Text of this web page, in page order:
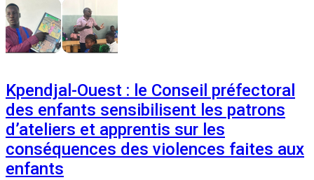
Kpendjal-Ouest : le Conseil préfectoral
des enfants sensibilisent les patrons
d’ateliers et apprentis sur les
conséquences des violences faites aux
enfants